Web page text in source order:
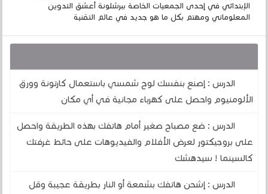
الإبتدائي في إحدى الجمعيات الخاصة ببرشلونة أعشق التدوين
المعلوماتي ومهتم بكل ما هو جديد في عالم التقنية
الدرس : إصنع بنفسك لوح شمسي باستعمال كارتونة وورق
الألومنيوم واحصل على كهرباء مجانية في أي مكان
الدرس : ضع مصباح صغير أمام هاتفك بهذه الطريقة واحصل
على بروجيكتور لعرض الأفلام والفيديوهات على حائط غرفتك
كالسينما ! سيدهشك
الدرس : إشحن هاتفك بشمعة أو النار بطريقة عجيبة وقل